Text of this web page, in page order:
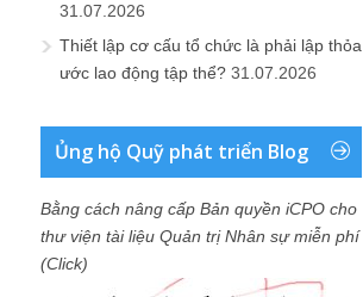
31.07.2026
Thiết lập cơ cấu tổ chức là phải lập thỏa
ước lao động tập thể? 31.07.2026
Ủng hộ Quỹ phát triển Blog
Bằng cách nâng cấp Bản quyền iCPO cho
thư viện tài liệu Quản trị Nhân sự miễn phí
(Click)